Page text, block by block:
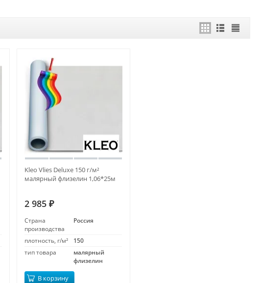
Kleo Vlies Deluxe 150 г/м²
малярный флизелин 1,06*25м
2 985₽
Страна
производства
Россия
плотность, г/м²
150
тип товара
малярный
флизелин
В корзину